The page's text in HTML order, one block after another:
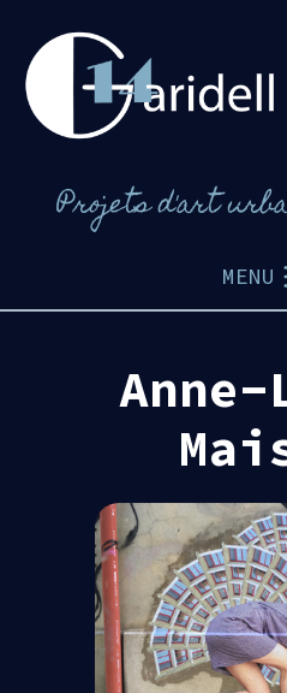
contenu
Projets d'art
MENU
Anne-